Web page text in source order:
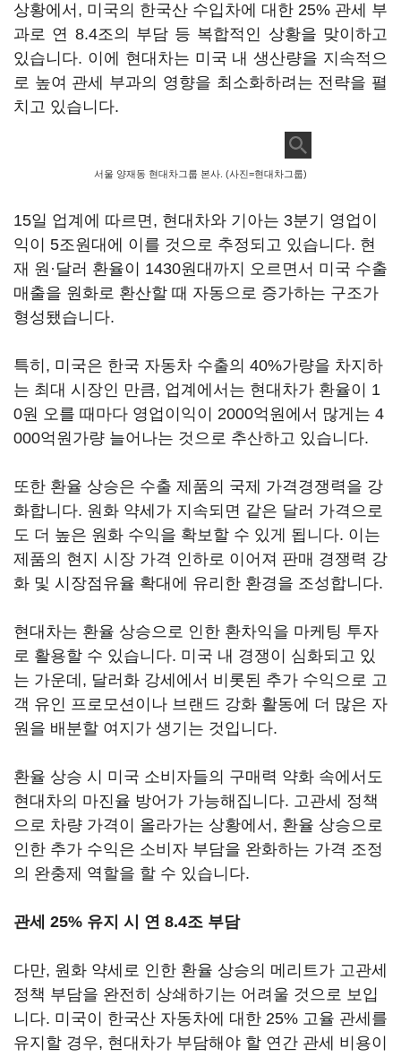
상황에서, 미국의 한국산 수입차에 대한 25% 관세 부
과로 연 8.4조의 부담 등 복합적인 상황을 맞이하고
있습니다. 이에 현대차는 미국 내 생산량을 지속적으
로 높여 관세 부과의 영향을 최소화하려는 전략을 펼
치고 있습니다.
서울 양재동 현대차그룹 본사. (사진=현대차그룹)
15일 업계에 따르면, 현대차와 기아는 3분기 영업이
익이 5조원대에 이를 것으로 추정되고 있습니다. 현
재 원·달러 환율이 1430원대까지 오르면서 미국 수출
매출을 원화로 환산할 때 자동으로 증가하는 구조가
형성됐습니다.
특히, 미국은 한국 자동차 수출의 40%가량을 차지하
는 최대 시장인 만큼, 업계에서는 현대차가 환율이 1
0원 오를 때마다 영업이익이 2000억원에서 많게는 4
000억원가량 늘어나는 것으로 추산하고 있습니다.
또한 환율 상승은 수출 제품의 국제 가격경쟁력을 강
화합니다. 원화 약세가 지속되면 같은 달러 가격으로
도 더 높은 원화 수익을 확보할 수 있게 됩니다. 이는
제품의 현지 시장 가격 인하로 이어져 판매 경쟁력 강
화 및 시장점유율 확대에 유리한 환경을 조성합니다.
현대차는 환율 상승으로 인한 환차익을 마케팅 투자
로 활용할 수 있습니다. 미국 내 경쟁이 심화되고 있
는 가운데, 달러화 강세에서 비롯된 추가 수익으로 고
객 유인 프로모션이나 브랜드 강화 활동에 더 많은 자
원을 배분할 여지가 생기는 것입니다.
환율 상승 시 미국 소비자들의 구매력 약화 속에서도
현대차의 마진율 방어가 가능해집니다. 고관세 정책
으로 차량 가격이 올라가는 상황에서, 환율 상승으로
인한 추가 수익은 소비자 부담을 완화하는 가격 조정
의 완충제 역할을 할 수 있습니다.
관세 25% 유지 시 연 8.4조 부담
다만, 원화 약세로 인한 환율 상승의 메리트가 고관세
정책 부담을 완전히 상쇄하기는 어려울 것으로 보입
니다. 미국이 한국산 자동차에 대한 25% 고율 관세를
유지할 경우, 현대차가 부담해야 할 연간 관세 비용이